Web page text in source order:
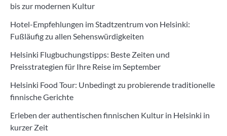
bis zur modernen Kultur
Hotel-Empfehlungen im Stadtzentrum von Helsinki:
Fußläufig zu allen Sehenswürdigkeiten
Helsinki Flugbuchungstipps: Beste Zeiten und
Preisstrategien für Ihre Reise im September
Helsinki Food Tour: Unbedingt zu probierende traditionelle
finnische Gerichte
Erleben der authentischen finnischen Kultur in Helsinki in
kurzer Zeit